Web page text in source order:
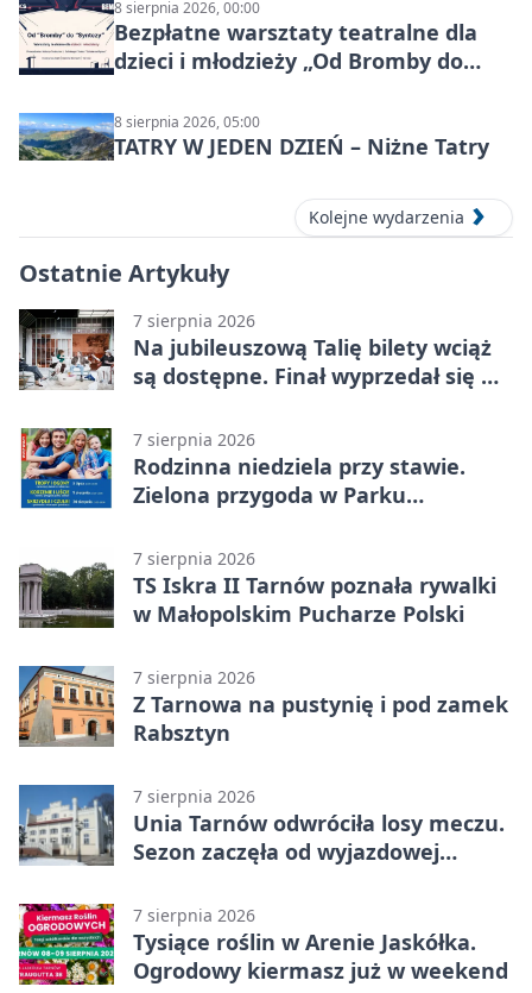
8 sierpnia 2026, 00:00
Bezpłatne warsztaty teatralne dla
dzieci i młodzieży „Od Bromby do
8 sierpnia 2026, 05:00
TATRY W JEDEN DZIEŃ – Niżne Tatry
Kolejne wydarzenia
Ostatnie Artykuły
7 sierpnia 2026
Na jubileuszową Talię bilety wciąż
są dostępne. Finał wyprzedał się w
7 sierpnia 2026
Rodzinna niedziela przy stawie.
Zielona przygoda w Parku
7 sierpnia 2026
TS Iskra II Tarnów poznała rywalki
w Małopolskim Pucharze Polski
7 sierpnia 2026
Z Tarnowa na pustynię i pod zamek
Rabsztyn
7 sierpnia 2026
Unia Tarnów odwróciła losy meczu.
Sezon zaczęła od wyjazdowej
7 sierpnia 2026
Tysiące roślin w Arenie Jaskółka.
Ogrodowy kiermasz już w weekend